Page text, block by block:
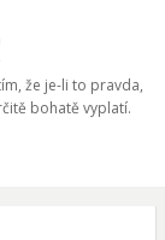
že je-li to pravda,
bohatě vyplatí.